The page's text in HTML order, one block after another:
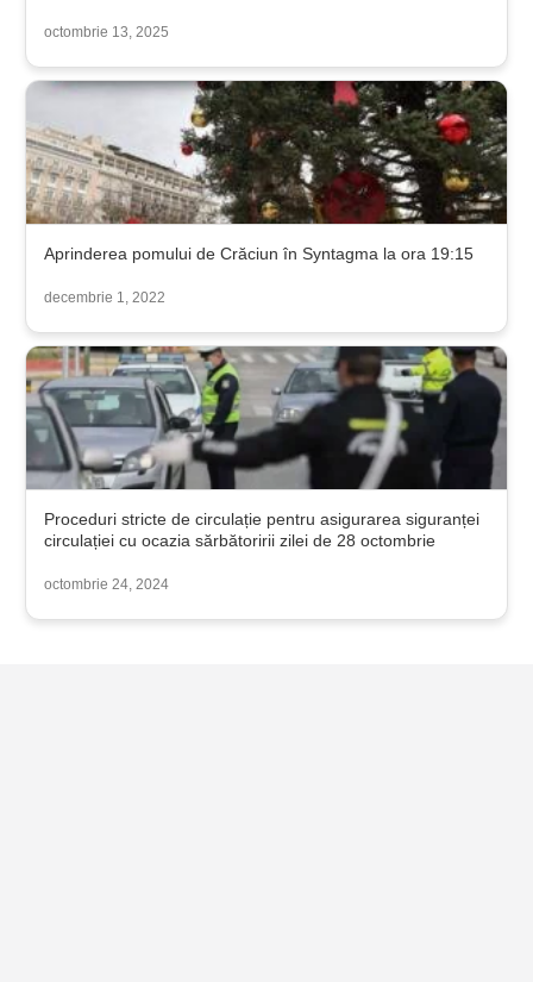
octombrie 13, 2025
Aprinderea pomului de Crăciun în Syntagma la ora 19:15
decembrie 1, 2022
Proceduri stricte de circulație pentru asigurarea siguranței
circulației cu ocazia sărbătoririi zilei de 28 octombrie
octombrie 24, 2024